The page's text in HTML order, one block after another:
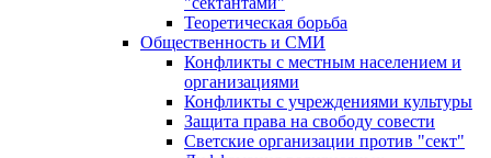
Теоретическая борьба
Общественность и СМИ
Конфликты с местным населением и
организациями
Конфликты с учреждениями культуры
Защита права на свободу совести
Светские организации против "сект"